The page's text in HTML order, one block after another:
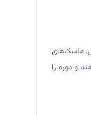
ماسک‌های
و دوره را